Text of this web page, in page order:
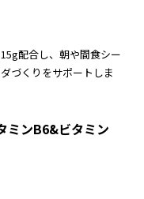
配合し、朝や間食シー
づくりをサポートしま
ミンB6&ビタミン